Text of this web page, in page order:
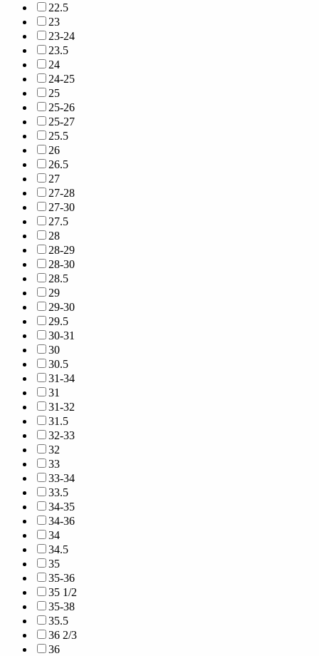
22.5
23
23-24
23.5
24
24-25
25
25-26
25-27
25.5
26
26.5
27
27-28
27-30
27.5
28
28-29
28-30
28.5
29
29-30
29.5
30-31
30
30.5
31-34
31
31-32
31.5
32-33
32
33
33-34
33.5
34-35
34-36
34
34.5
35
35-36
35 1/2
35-38
35.5
36 2/3
36